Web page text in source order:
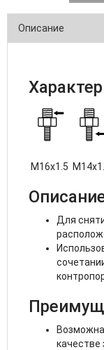
Описание
M16x1.5
Для
качестве